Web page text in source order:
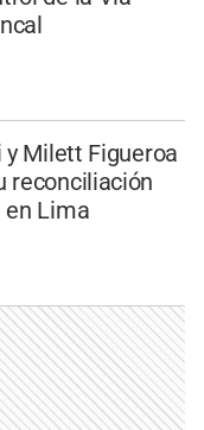
Milett Figueroa
reconciliación
en Lima